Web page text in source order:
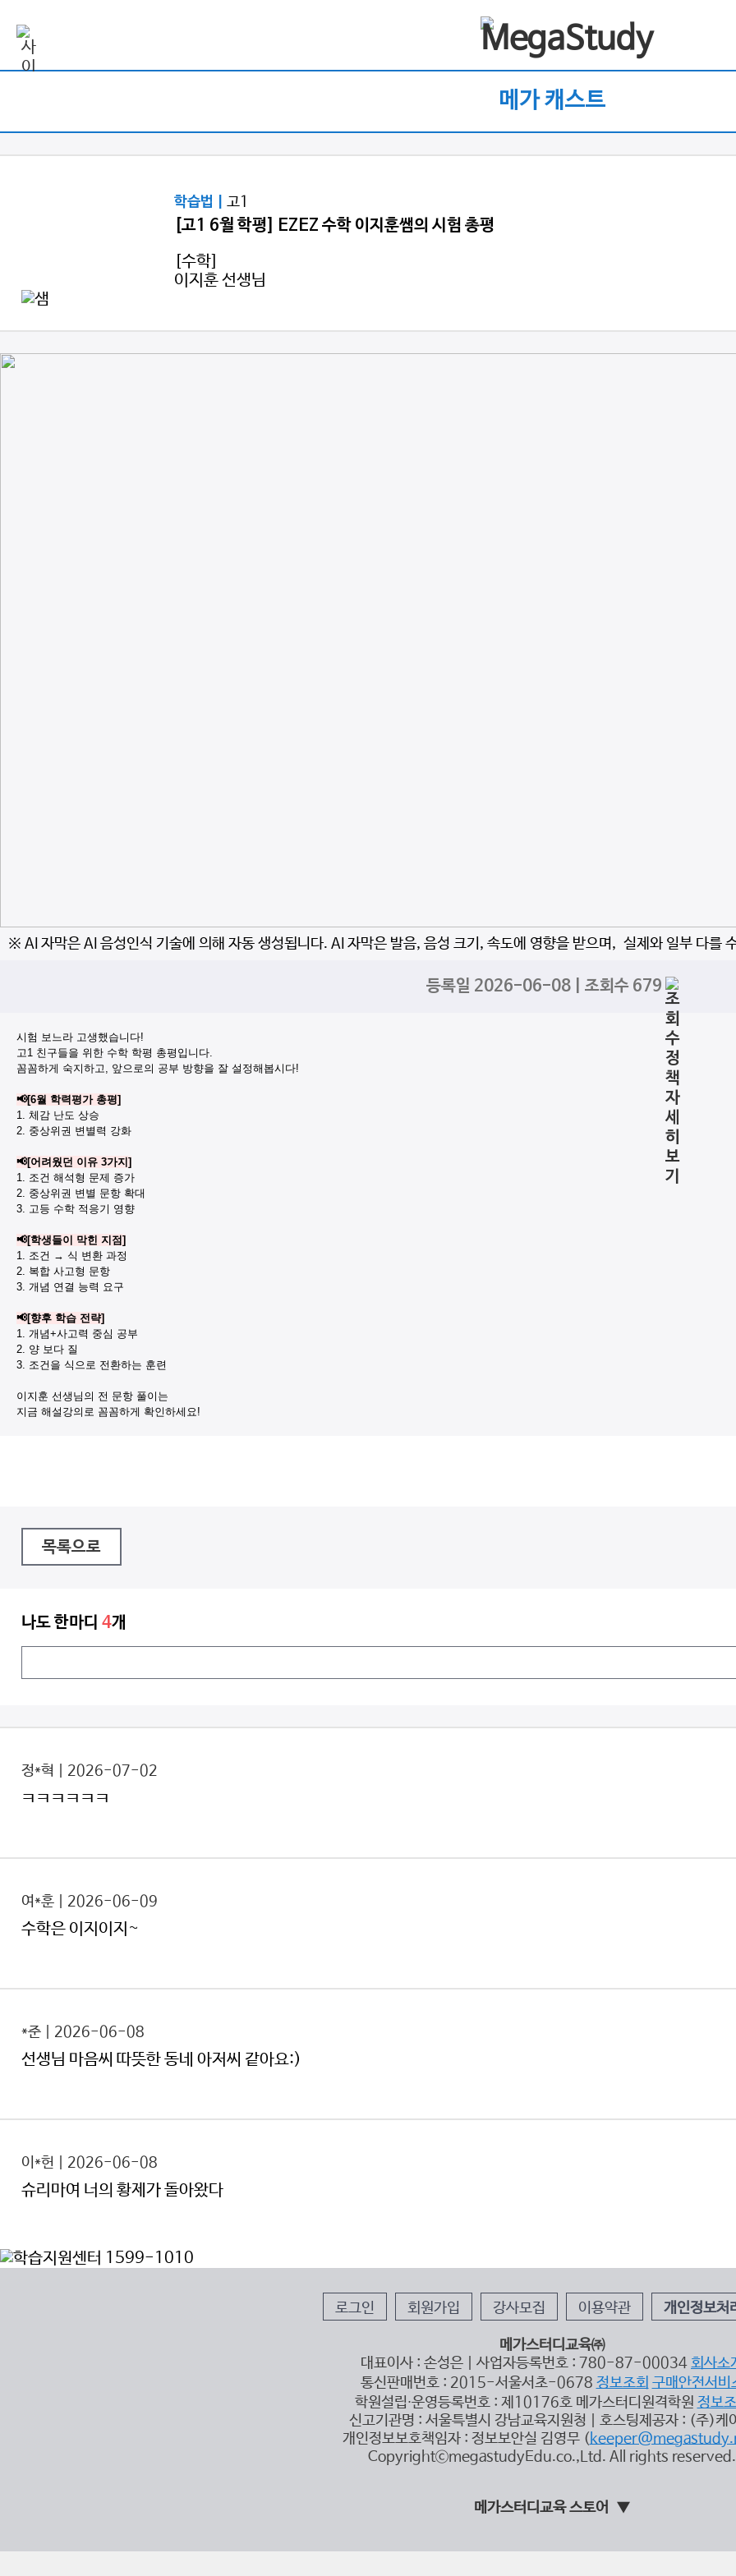
메가 캐스트
학습법 | 고1
[고1 6월 학평] EZEZ 수학 이지훈쌤의 시험 총평
[수학]
이지훈 선생님
※ AI 자막은 AI 음성인식 기술에 의해 자동 생성됩니다. AI 자막은 발음, 음성 크기, 속도에 영향을 받으며, 실제와 일부 다를
등록일 2026-06-08 | 조회수 679
시험 보느라 고생했습니다!
고1 친구들을 위한 수학 학평 총평입니다.
꼼꼼하게 숙지하고, 앞으로의 공부 방향을 잘 설정해봅시다!
📢[6월 학력평가 총평]
1. 체감 난도 상승
2. 중상위권 변별력 강화
📢[어려웠던 이유 3가지]
1. 조건 해석형 문제 증가
2. 중상위권 변별 문항 확대
3. 고등 수학 적응기 영향
📢[학생들이 막힌 지점]
1. 조건 → 식 변환 과정
2. 복합 사고형 문항
3. 개념 연결 능력 요구
📢[향후 학습 전략]
1. 개념+사고력 중심 공부
2. 양 보다 질
3. 조건을 식으로 전환하는 훈련
이지훈 선생님의 전 문항 풀이는
지금 해설강의로 꼼꼼하게 확인하세요!
목록으로
나도 한마디 4개
정*혁 | 2026-07-02
ㅋㅋㅋㅋㅋㅋ
여*훈 | 2026-06-09
수학은 이지이지~
*준 | 2026-06-08
선생님 마음씨 따뜻한 동네 아저씨 같아요:)
이*헌 | 2026-06-08
슈리마여 너의 황제가 돌아왔다
로그인 회원가입 강사모집 이용약관 개인정보처
메가스터디교육㈜
대표이사 : 손성은 | 사업자등록번호 : 780-87-00034 회사소
통신판매번호 : 2015-서울서초-0678 정보조회 구매안전서비
학원설립∙운영등록번호 : 제10176호 메가스터디원격학원 정보
신고기관명 : 서울특별시 강남교육지원청 | 호스팅제공자 : (주)케
개인정보보호책임자 : 정보보안실 김영무 (
CopyrightⓒmegastudyEdu.co.,Ltd. All rights reserved.
메가스터디교육 스토어